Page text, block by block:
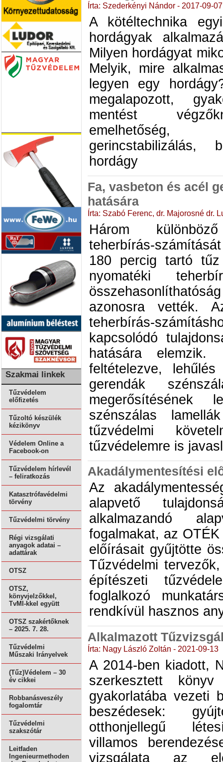
Szakmai linkek
Tűzvédelem
előfizetés
Tűzoltó készülék
kézikönyv
Védelem Online a
Facebook-on
Tűzvédelem hírlevél
– feliratkozás
Katasztrófavédelmi
törvény
Tűzvédelmi törvény
Régi vizsgálati
anyagok adatai –
adattárak
OTSZ
OTSZ,
könyvjelzőkkel,
TvMI-kkel együtt
OTSZ szakértőknek
– 2025. 7. 28.
Tűzvédelmi
Műszaki Irányelvek
(Tűz)Védelem – 30
év cikkei
Robbanásveszély
fogalomtár
Tűzvédelmi
szakszótár
Leitfaden
Ingenieurmethoden
Írta: Szederkényi Nándor - 2017-09-07
A kötéltechnika
hordágyak
Milyen hordágyat
Melyik, mire
legyen egy
megalapozott,
mentést
emelhetőség,
gerincstabilizálás,
hordágy
Fa, vasbeton és acél
hatására
Írta: Szabó Ferenc, dr. Majorosné dr.
Három
teherbírás-
180 percig tartó
nyomatéki
azonosra vették.
teherbírás-
kapcsolódó
hatására
feltételezve,
gerendák
megerősítésének
szénszálas
tűzvédelmi
tűzvédelemre is
Akadálymentesítési
Az
alapvető
alkalmazandó
fogalmakat, az
előírásait gyűjtötte
Tűzvédelmi
építészeti
foglalkozó
rendkívül hasznos
Alkalmazott
Írta: Nagy László Zoltán - 2021-09-13
A 2014-ben kiadott,
szerkesztett
gyakorlatába vezeti
beszédesek:
otthonjellegű
villamos
vizsgálata az